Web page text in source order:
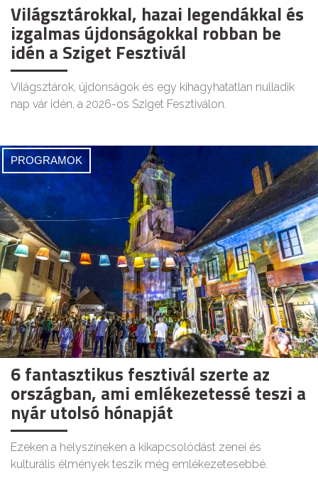
Világsztárokkal, hazai legendákkal és
izgalmas újdonságokkal robban be
idén a Sziget Fesztivál
Világsztárok, újdonságok és egy kihagyhatatlan nulladik
nap vár idén, a 2026-os Sziget Fesztiválon.
PROGRAMOK
6 fantasztikus fesztivál szerte az
országban, ami emlékezetessé teszi a
nyár utolsó hónapját
Ezeken a helyszíneken a kikapcsolódást zenei és
kulturális élmények teszik még emlékezetesebbé.